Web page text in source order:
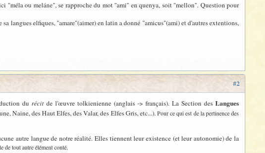
"méla ou meláne", se rapproche du mot "ami" en quenya, soit "mellon". Question pour
langues elfiques, "amare"(aimer) en latin a donné "amicus"(ami) et d'autres extentions,
#2
durécit de l'œuvre tolkienienne (anglais -> français). La Section desLangues
Naine, des Haut Elfes, des Valar, des Elfes Gris, etc...).Pour ce qui est de la pertinence des
autre langue de notre réalité. Elles tiennent leur existence (et leur autonomie) de la
de tout autre élément conté.